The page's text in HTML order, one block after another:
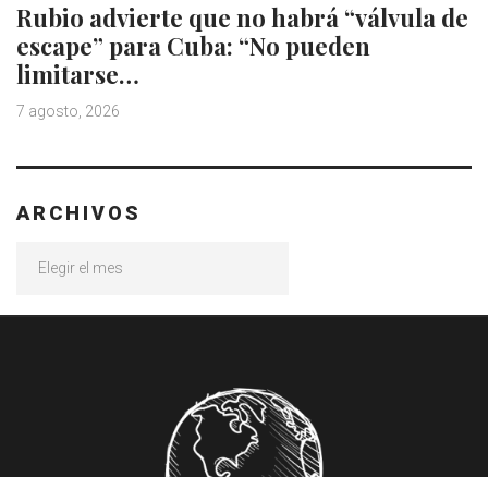
Rubio advierte que no habrá “válvula de
escape” para Cuba: “No pueden
limitarse…
7 agosto, 2026
ARCHIVOS